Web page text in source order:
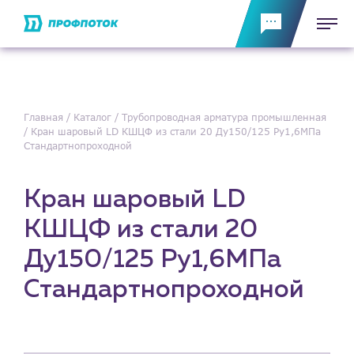
Главная Каталог
Трубопроводная арматура промышленная
Кран шаровый LD КШЦФ из стали 20 Ду150/125 Ру1,6МПа
Стандартнопроходной
Кран шаровый LD
КШЦФ из стали 20
Ду150/125 Ру1,6МПа
Стандартнопроходной